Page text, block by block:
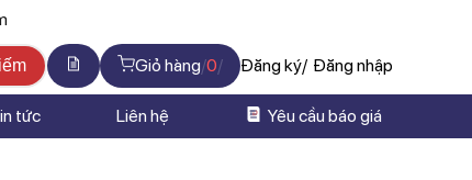
Giỏ hàng 0 Đăng ký Đăng nhập
tức Liên hệ Yêu cầu báo giá